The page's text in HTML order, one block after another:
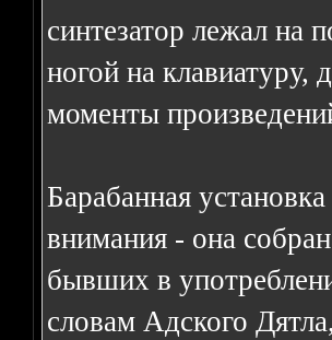
синтезатор лежал на
ногой на клавиатуру,
моменты
Барабанная
внимания - она
бывших в
словам Адского